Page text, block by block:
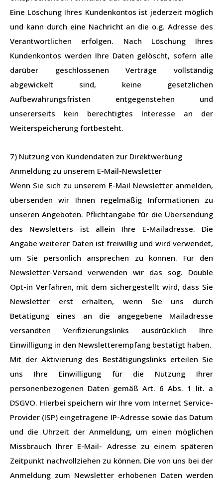
Eine Löschung Ihres Kundenkontos ist jederzeit möglich
und kann durch eine Nachricht an die o.g. Adresse des
Verantwortlichen erfolgen. Nach Löschung Ihres
Kundenkontos werden Ihre Daten gelöscht, sofern alle
darüber geschlossenen Verträge vollständig
abgewickelt sind, keine gesetzlichen
Aufbewahrungsfristen entgegenstehen und
unsererseits kein berechtigtes Interesse an der
Weiterspeicherung fortbesteht.
7) Nutzung von Kundendaten zur Direktwerbung
Anmeldung zu unserem E-Mail-Newsletter
Wenn Sie sich zu unserem E-Mail Newsletter anmelden,
übersenden wir Ihnen regelmäßig Informationen zu
unseren Angeboten. Pflichtangabe für die Übersendung
des Newsletters ist allein Ihre E-Mailadresse. Die
Angabe weiterer Daten ist freiwillig und wird verwendet,
um Sie persönlich ansprechen zu können. Für den
Newsletter-Versand verwenden wir das sog. Double
Opt-in Verfahren, mit dem sichergestellt wird, dass Sie
Newsletter erst erhalten, wenn Sie uns durch
Betätigung eines an die angegebene Mailadresse
versandten Verifizierungslinks ausdrücklich Ihre
Einwilligung in den Newsletterempfang bestätigt haben.
Mit der Aktivierung des Bestätigungslinks erteilen Sie
uns Ihre Einwilligung für die Nutzung Ihrer
personenbezogenen Daten gemäß Art. 6 Abs. 1 lit. a
DSGVO. Hierbei speichern wir Ihre vom Internet Service-
Provider (ISP) eingetragene IP-Adresse sowie das Datum
und die Uhrzeit der Anmeldung, um einen möglichen
Missbrauch Ihrer E-Mail- Adresse zu einem späteren
Zeitpunkt nachvollziehen zu können. Die von uns bei der
Anmeldung zum Newsletter erhobenen Daten werden